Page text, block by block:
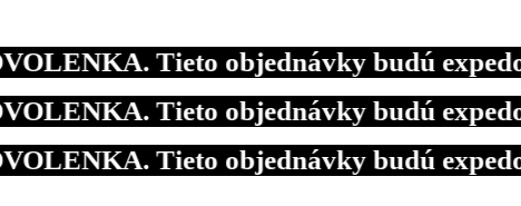
Tieto objednávky budú expedované
Tieto objednávky budú expedované
Tieto objednávky budú expedované